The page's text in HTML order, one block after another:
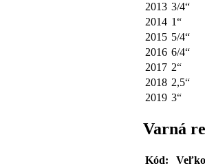
2013 3/4“
2014 1“
2015 5/4“
2016 6/4“
2017 2“
2018 2,5“
2019 3“
Varná
Kód: